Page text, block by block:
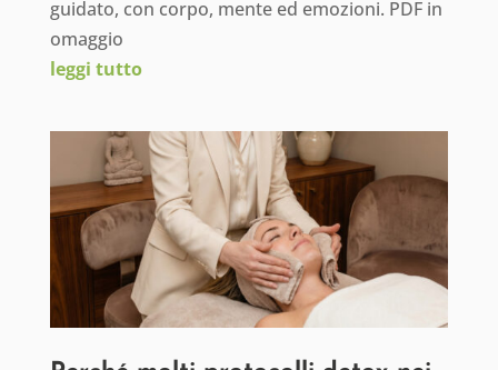
guidato, con corpo, mente ed emozioni. PDF in
omaggio
leggi tutto